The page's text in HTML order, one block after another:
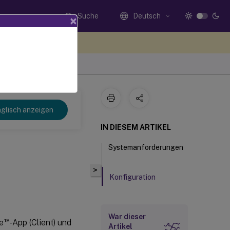
Suche Deutsch
anzeigen
™-App (Client) und
>
IN DIESEM ARTIKEL
Systemanforderungen
Konfiguration
War dieser
Artikel
×